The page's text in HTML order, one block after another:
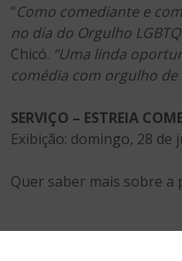
“Como comediante e
no dia do Orgulho
Chicó. “Uma linda
comédia com orgulho
SERVIÇO – ESTREIA
Exibição: domingo, 28 de
Quer saber mais sobre a